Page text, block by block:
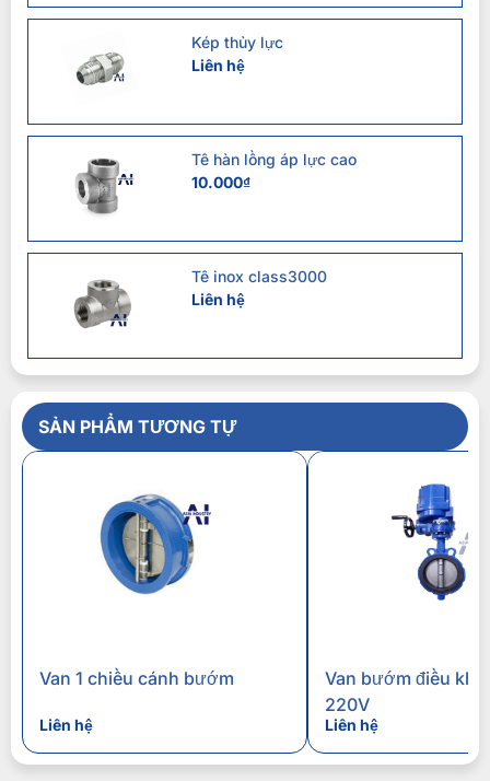
Kép thủy lực
Liên hệ
Tê hàn lồng áp lực cao
10.000₫
Tê inox class3000
Liên hệ
SẢN PHẨM TƯƠNG TỰ
Van 1 chiều cánh bướm
Liên hệ
Van bướm điều
220V
Liên hệ